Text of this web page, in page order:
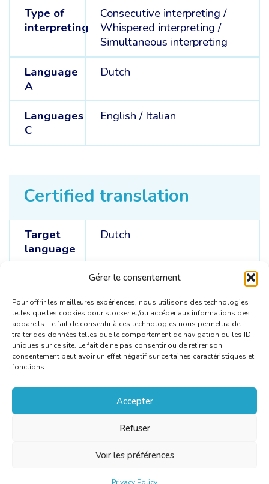
Gérer le consentement
Pour offrir les meilleures expériences, nous utilisons des technologies
telles que les cookies pour stocker et/ou accéder aux informations des
appareils. Le fait de consentir à ces technologies nous permettra de
traiter des données telles que le comportement de navigation ou les ID
uniques sur ce site. Le fait de ne pas consentir ou de retirer son
consentement peut avoir un effet négatif sur certaines caractéristiques et
fonctions.
Accepter
Refuser
Voir les préférences
Type of
interpreting
Consecutive interpreting/
Whispered interpreting/
Simultaneous interpreting
Language
A
Dutch
Languages
C
English / Italian
Certified translation
Target
language
Dutch
Dutch /English /